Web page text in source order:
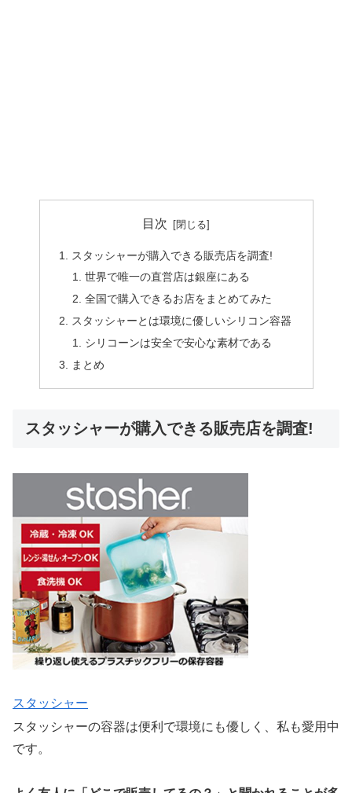
目次
スタッシャーが購入できる販売店を調査!
世界で唯一の直営店は銀座にある
全国で購入できるお店をまとめてみた
スタッシャーとは環境に優しいシリコン容器
シリコーンは安全で安心な素材である
まとめ
スタッシャーが購入できる販売店を調査!
スタッシャー
スタッシャーの容器は便利で環境にも優しく、私も愛用中
です。